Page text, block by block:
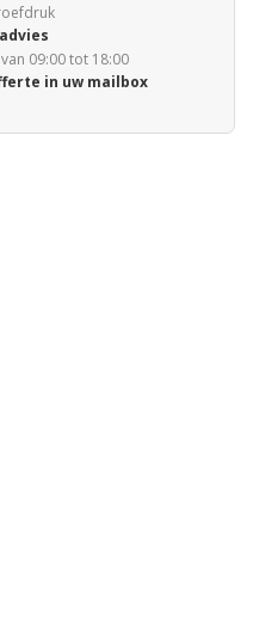
09:00 tot 18:00
in uw mailbox